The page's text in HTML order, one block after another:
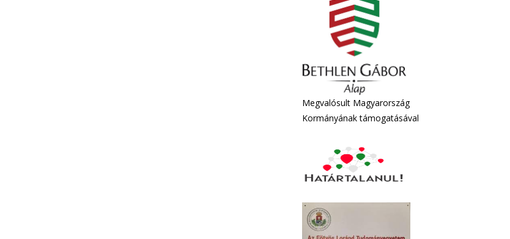
Megvalósult Magyarország
Kormányának támogatásával